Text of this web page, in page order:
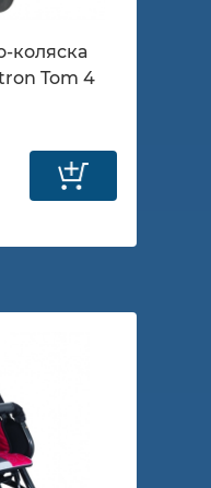
коляска
Tom 4